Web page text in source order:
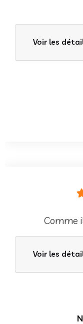
Voir les
Comme
Voir les